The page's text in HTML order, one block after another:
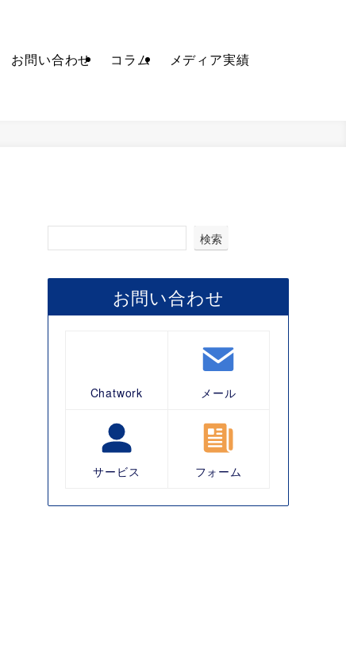
お問い合わせ コラム メディア実績
検索
お問い合わせ
Chatwork メール
サービス フォーム